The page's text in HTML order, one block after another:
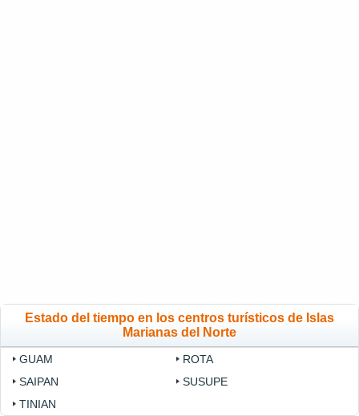
Estado del tiempo en los centros turísticos de Islas
Marianas del Norte
GUAM
ROTA
SAIPAN
SUSUPE
TINIAN